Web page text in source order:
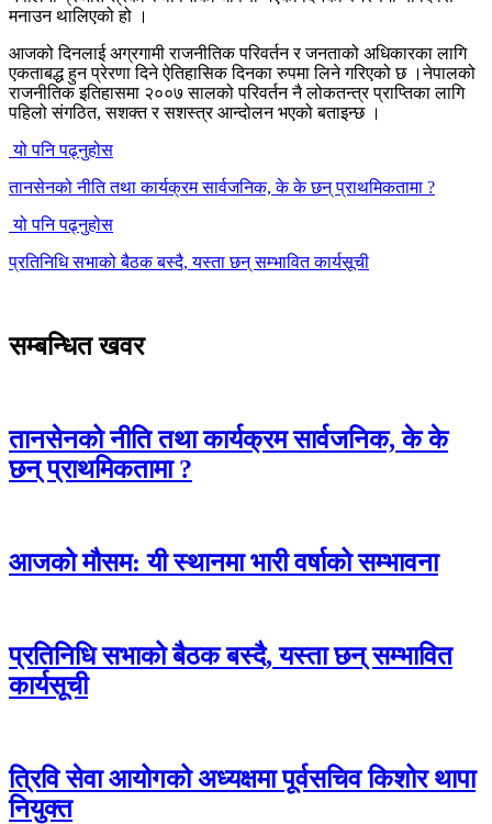
मनाउन थालिएको हो ।
आजको दिनलाई अग्रगामी राजनीतिक परिवर्तन र जनताको अधिकारका लागि
एकताबद्ध हुन प्रेरणा दिने ऐतिहासिक दिनका रुपमा लिने गरिएको छ ।नेपालको
राजनीतिक इतिहासमा २००७ सालको परिवर्तन नै लोकतन्त्र प्राप्तिका लागि
पहिलो संगठित, सशक्त र सशस्त्र आन्दोलन भएको बताइन्छ ।
यो पनि पढ्नुहोस
तानसेनको नीति तथा कार्यक्रम सार्वजनिक, के के छन् प्राथमिकतामा ?
यो पनि पढ्नुहोस
प्रतिनिधि सभाको बैठक बस्दै, यस्ता छन् सम्भावित कार्यसूची
सम्बन्धित खवर
तानसेनको नीति तथा कार्यक्रम सार्वजनिक, के के
छन् प्राथमिकतामा ?
आजको मौसम: यी स्थानमा भारी वर्षाको सम्भावना
प्रतिनिधि सभाको बैठक बस्दै, यस्ता छन् सम्भावित
कार्यसूची
त्रिवि सेवा आयोगको अध्यक्षमा पूर्वसचिव किशोर थापा
नियुक्त